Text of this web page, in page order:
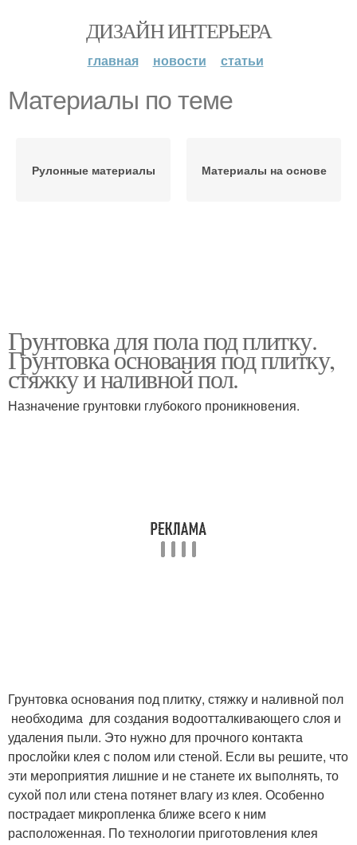
ДИЗАЙН ИНТЕРЬЕРА
главная новости статьи
Материалы по теме
Рулонные материалы Материалы на основе
Грунтовка для пола под плитку.
Грунтовка основания под плитку,
стяжку и наливной пол.
Назначение грунтовки глубокого проникновения.
Грунтовка основания под плитку, стяжку и наливной пол
необходима для создания водоотталкивающего слоя и
удаления пыли. Это нужно для прочного контакта
прослойки клея с полом или стеной. Если вы решите, что
эти мероприятия лишние и не станете их выполнять, то
сухой пол или стена потянет влагу из клея. Особенно
пострадает микропленка ближе всего к ним
расположенная. По технологии приготовления клея